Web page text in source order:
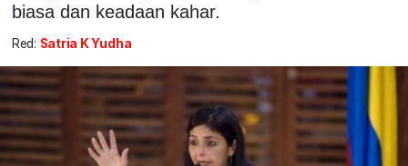
biasa dan keadaan kahar.
Red: Satria K Yudha